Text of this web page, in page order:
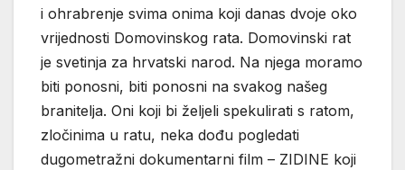
i ohrabrenje svima onima koji danas dvoje oko
vrijednosti Domovinskog rata. Domovinski rat
je svetinja za hrvatski narod. Na njega moramo
biti ponosni, biti ponosni na svakog našeg
branitelja. Oni koji bi željeli spekulirati s ratom,
zločinima u ratu, neka dođu pogledati
dugometražni dokumentarni film – ZIDINE koji